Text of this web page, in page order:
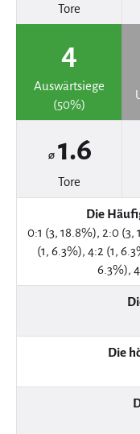
Tore
4
Auswärtsiege
(50%)
⌀ 1.6
Tore
Die
0:1 (3, 18.8%), 2:0 (3,
(1, 6.3%), 4:2 (1,
6.3%),
Die